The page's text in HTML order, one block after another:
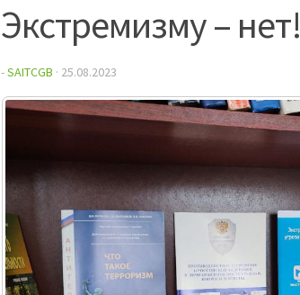
Экстремизму – нет!
-SAITCGB · 25.08.2023